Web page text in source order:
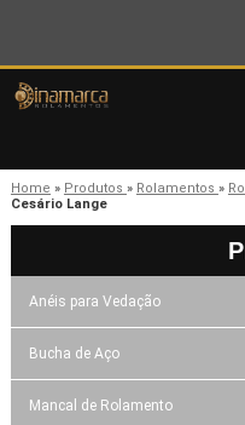
Home » Produtos » Rolamentos »
Cesário Lange
Anéis para Vedação
Bucha de Aço
Mancal de Rolamento